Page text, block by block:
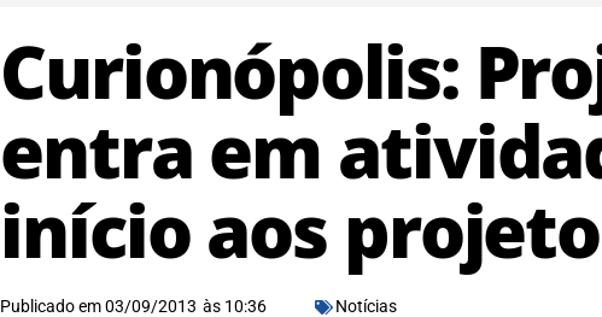
Curionópolis:
entra em
início aos
Publicado em03/09/2013 às 10:36 Notícias